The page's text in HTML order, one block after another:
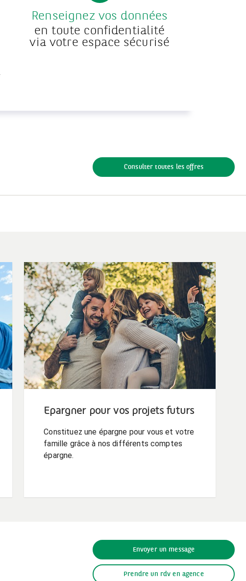
Renseignez vos données
en toute confidentialité
via votre espace sécurisé
Consulter toutes les offres
Epargner pour vos projets futurs
Constituez une épargne pour vous et votre
famille grâce à nos différents comptes
épargne.
Envoyer un message
Prendre un rdv en agence